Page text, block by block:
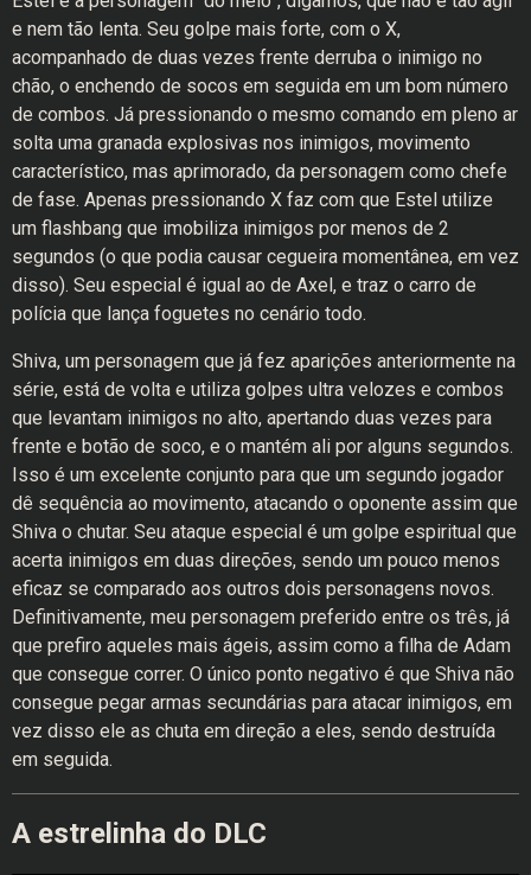
e nem tão lenta. Seu golpe mais forte, com o X,
acompanhado de duas vezes frente derruba o inimigo no
chão, o enchendo de socos em seguida em um bom número
de combos. Já pressionando o mesmo comando em pleno ar
solta uma granada explosivas nos inimigos, movimento
característico, mas aprimorado, da personagem como chefe
de fase. Apenas pressionando X faz com que Estel utilize
um flashbang que imobiliza inimigos por menos de 2
segundos (o que podia causar cegueira momentânea, em vez
disso). Seu especial é igual ao de Axel, e traz o carro de
polícia que lança foguetes no cenário todo.
Shiva, um personagem que já fez aparições anteriormente na
série, está de volta e utiliza golpes ultra velozes e combos
que levantam inimigos no alto, apertando duas vezes para
frente e botão de soco, e o mantém ali por alguns segundos.
Isso é um excelente conjunto para que um segundo jogador
dê sequência ao movimento, atacando o oponente assim que
Shiva o chutar. Seu ataque especial é um golpe espiritual que
acerta inimigos em duas direções, sendo um pouco menos
eficaz se comparado aos outros dois personagens novos.
Definitivamente, meu personagem preferido entre os três, já
que prefiro aqueles mais ágeis, assim como a filha de Adam
que consegue correr. O único ponto negativo é que Shiva não
consegue pegar armas secundárias para atacar inimigos, em
vez disso ele as chuta em direção a eles, sendo destruída
em seguida.
A estrelinha do DLC